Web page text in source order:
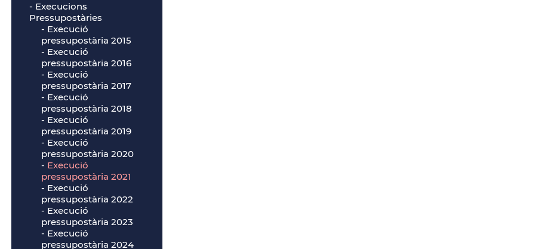
- Execucions
Pressupostàries
- Execució
pressupostària 2015
- Execució
pressupostària 2016
- Execució
pressupostària 2017
- Execució
pressupostària 2018
- Execució
pressupostària 2019
- Execució
pressupostària 2020
- Execució
pressupostària 2021
- Execució
pressupostària 2022
- Execució
pressupostària 2023
- Execució
pressupostària 2024